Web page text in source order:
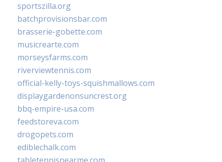
sportszilla.org
batchprovisionsbar.com
brasserie-gobette.com
musicrearte.com
morseysfarms.com
riverviewtennis.com
official-kelly-toys-squishmallows.com
displaygardenonsuncrest.org
bbq-empire-usa.com
feedstoreva.com
drogopets.com
ediblechalk.com